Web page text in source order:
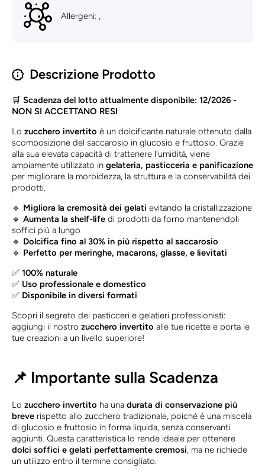
Allergeni: ,
Descrizione Prodotto
🛒 Scadenza del lotto attualmente disponibile: 12/2026 -
NON SI ACCETTANO RESI
Lo zucchero invertito è un dolcificante naturale ottenuto dalla
scomposizione del saccarosio in glucosio e fruttosio. Grazie
alla sua elevata capacità di trattenere l'umidità, viene
ampiamente utilizzato in gelateria, pasticceria e panificazione
per migliorare la morbidezza, la struttura e la conservabilità dei
prodotti.
🔹 Migliora la cremosità dei gelati evitando la cristallizzazione
🔹 Aumenta la shelf-life di prodotti da forno mantenendoli
soffici più a lungo
🔹 Dolcifica fino al 30% in più rispetto al saccarosio
🔹 Perfetto per meringhe, macarons, glasse, e lievitati
✅ 100% naturale
✅ Uso professionale e domestico
✅ Disponibile in diversi formati
Scopri il segreto dei pasticceri e gelatieri professionisti:
aggiungi il nostro zucchero invertito alle tue ricette e porta le
tue creazioni a un livello superiore!
📌 Importante sulla Scadenza
Lo zucchero invertito ha una durata di conservazione più
breve rispetto allo zucchero tradizionale, poiché è una miscela
di glucosio e fruttosio in forma liquida, senza conservanti
aggiunti. Questa caratteristica lo rende ideale per ottenere
dolci soffici e gelati perfettamente cremosi, ma ne richiede
un utilizzo entro il termine consigliato.